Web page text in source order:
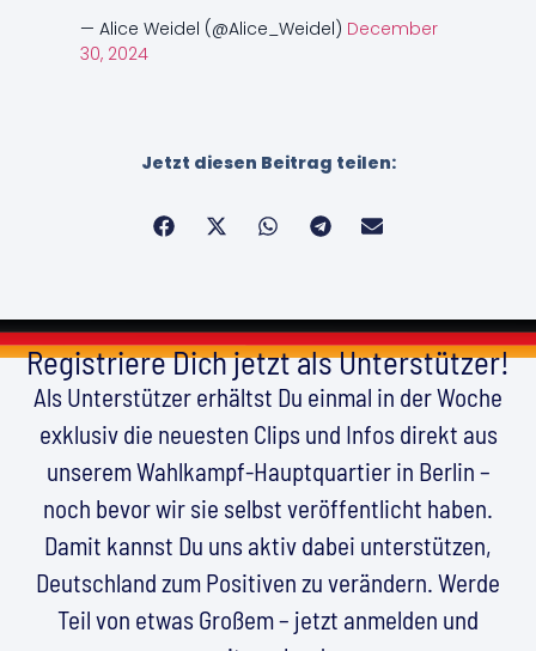
— Alice Weidel (@Alice_Weidel) December
30, 2024
Jetzt diesen Beitrag teilen:
Registriere Dich jetzt als Unterstützer!
Als Unterstützer erhältst Du einmal in der Woche
exklusiv die neuesten Clips und Infos direkt aus
unserem Wahlkampf-Hauptquartier in Berlin –
noch bevor wir sie selbst veröffentlicht haben.
Damit kannst Du uns aktiv dabei unterstützen,
Deutschland zum Positiven zu verändern. Werde
Teil von etwas Großem – jetzt anmelden und